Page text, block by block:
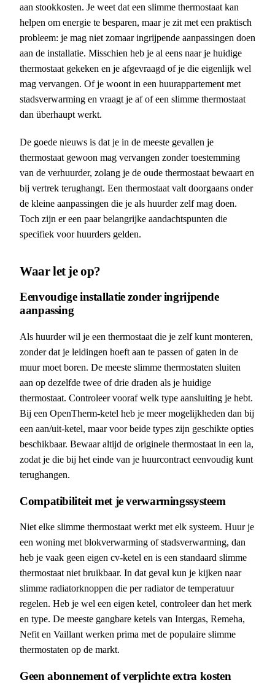
aan stookkosten. Je weet dat een slimme thermostaat kan
helpen om energie te besparen, maar je zit met een praktisch
probleem: je mag niet zomaar ingrijpende aanpassingen doen
aan de installatie. Misschien heb je al eens naar je huidige
thermostaat gekeken en je afgevraagd of je die eigenlijk wel
mag vervangen. Of je woont in een huurappartement met
stadsverwarming en vraagt je af of een slimme thermostaat
dan überhaupt werkt.
De goede nieuws is dat je in de meeste gevallen je
thermostaat gewoon mag vervangen zonder toestemming
van de verhuurder, zolang je de oude thermostaat bewaart en
bij vertrek terughangt. Een thermostaat valt doorgaans onder
de kleine aanpassingen die je als huurder zelf mag doen.
Toch zijn er een paar belangrijke aandachtspunten die
specifiek voor huurders gelden.
Waar let je op?
Eenvoudige installatie zonder ingrijpende
aanpassing
Als huurder wil je een thermostaat die je zelf kunt monteren,
zonder dat je leidingen hoeft aan te passen of gaten in de
muur moet boren. De meeste slimme thermostaten sluiten
aan op dezelfde twee of drie draden als je huidige
thermostaat. Controleer vooraf welk type aansluiting je hebt.
Bij een OpenTherm-ketel heb je meer mogelijkheden dan bij
een aan/uit-ketel, maar voor beide types zijn geschikte opties
beschikbaar. Bewaar altijd de originele thermostaat in een la,
zodat je die bij het einde van je huurcontract eenvoudig kunt
terughangen.
Compatibiliteit met je verwarmingssysteem
Niet elke slimme thermostaat werkt met elk systeem. Huur je
een woning met blokverwarming of stadsverwarming, dan
heb je vaak geen eigen cv-ketel en is een standaard slimme
thermostaat niet bruikbaar. In dat geval kun je kijken naar
slimme radiatorknoppen die per radiator de temperatuur
regelen. Heb je wel een eigen ketel, controleer dan het merk
en type. De meeste gangbare ketels van Intergas, Remeha,
Nefit en Vaillant werken prima met de populaire slimme
thermostaten op de markt.
Geen abonnement of verplichte extra kosten